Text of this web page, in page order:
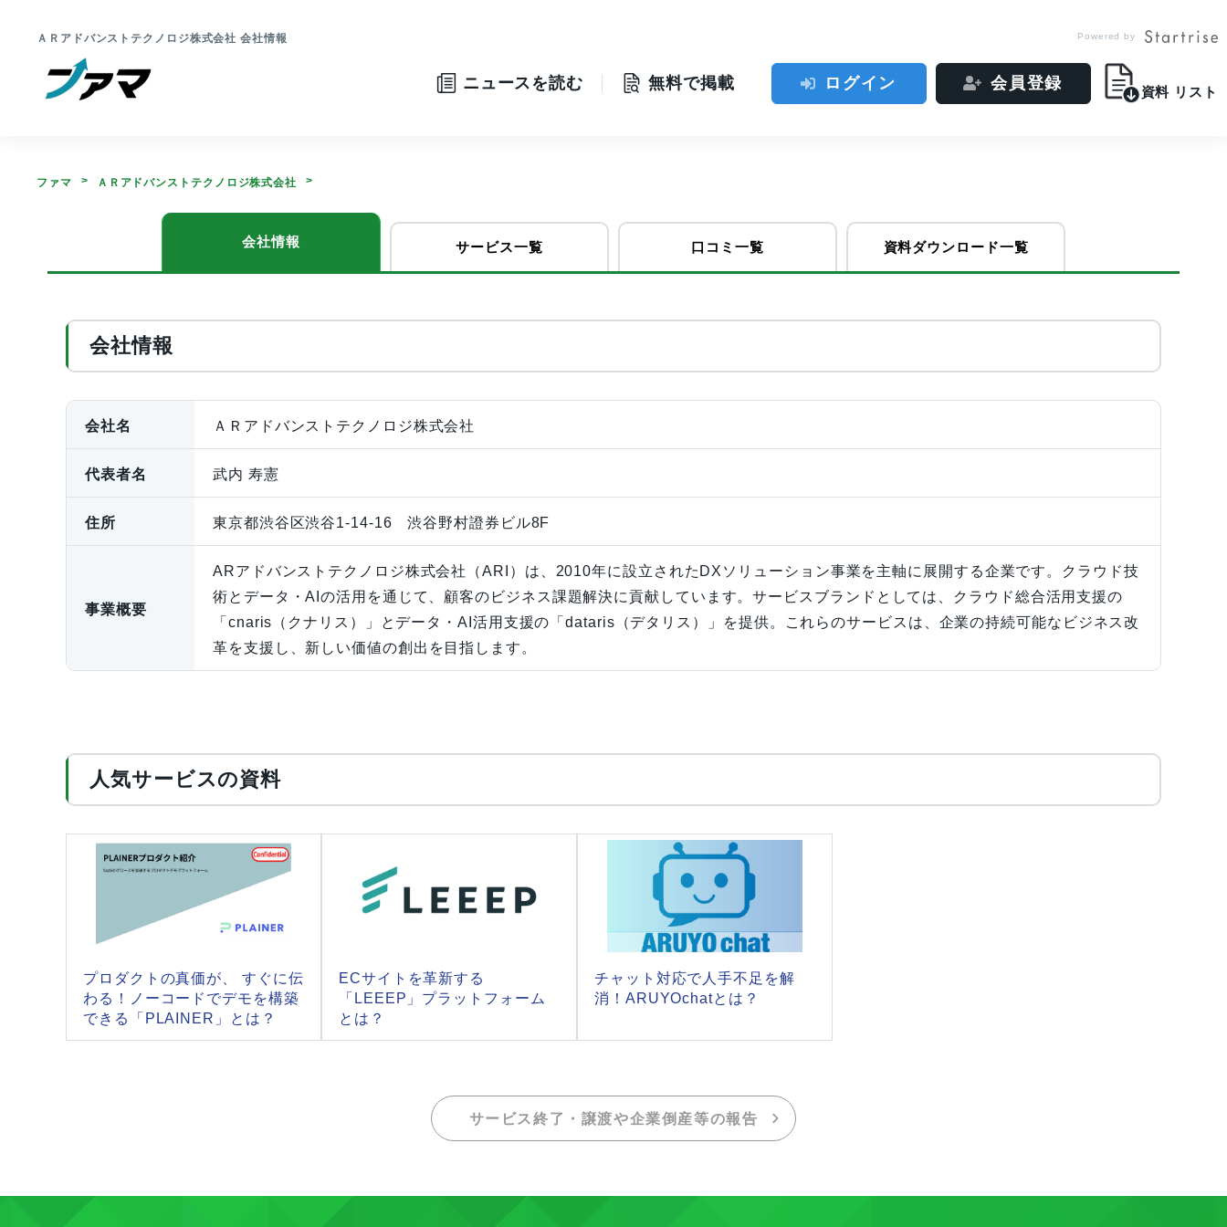
ＡＲアドバンストテクノロジ株式会社 会社情報 Powered by
ニュースを読む 無料で掲載 ログイン 会員登録 資料 リスト
ファマ ＡＲアドバンストテクノロジ株式会社
会社情報 サービス一覧 口コミ一覧 資料ダウンロード一覧
会社情報
会社名 ＡＲアドバンストテクノロジ株式会社
代表者名 武内 寿憲
住所 東京都渋谷区渋谷1-14-16 渋谷野村證券ビル8F
事業概要
ARアドバンストテクノロジ株式会社（ARI）は、2010年に設立されたDXソリューション事業を主軸に展開する企業です。クラウド技
術とデータ・AIの活用を通じて、顧客のビジネス課題解決に貢献しています。サービスブランドとしては、クラウド総合活用支援の
「cnaris（クナリス）」とデータ・AI活用支援の「dataris（デタリス）」を提供。これらのサービスは、企業の持続可能なビジネス改
革を支援し、新しい価値の創出を目指します。
人気サービスの資料
プロダクトの真価が、 すぐに伝
わる！ノーコードでデモを構築
できる「PLAINER」とは？
ECサイトを革新する
「LEEEP」プラットフォーム
とは？
チャット対応で人手不足を解
消！ARUYOchatとは？
サービス終了・譲渡や企業倒産等の報告